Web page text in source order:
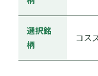
選択銘
柄
コス